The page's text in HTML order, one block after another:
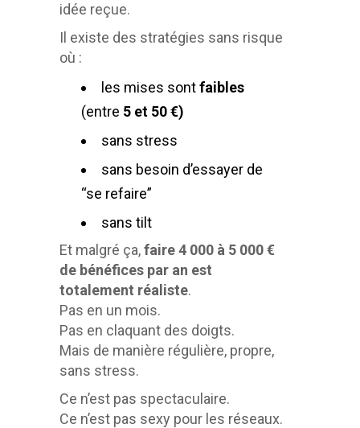
idée reçue.
Il existe des stratégies sans risque
où :
les mises sontfaibles
(entre 5 et 50 €)
sans stress
sans besoin d’essayer de
“se refaire”
sans tilt
Et malgré ça,faire 4 000 à 5 000 €
de bénéfices par an est
totalement réaliste.
Pas en un mois.
Pas en claquant des doigts.
Mais de manière régulière, propre,
sans stress.
Ce n’est pas spectaculaire.
Ce n’est pas sexy pour les réseaux.